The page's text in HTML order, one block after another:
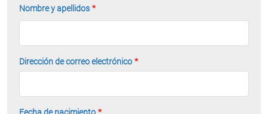
Nombre y apellidos
Dirección de correo electrónico